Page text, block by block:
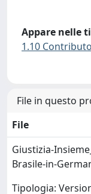
Appare nelle
1.10
File in questo
File
Giustizia-
Brasile-in-
Tipologia: